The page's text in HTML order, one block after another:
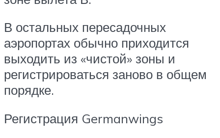
В остальных пересадочных
аэропортах обычно приходится
выходить из «чистой» зоны и
регистрироваться заново в общем
порядке.
Регистрация Germanwings